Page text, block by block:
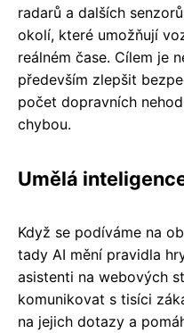
radarů a dalších
okolí, které umožňují
reálném čase. Cílem je
především zlepšit
počet dopravních
chybou.
Umělá
Když se podíváme na
tady AI mění pravidla
asistenti na webových
komunikovat s tisíci
na jejich dotazy a